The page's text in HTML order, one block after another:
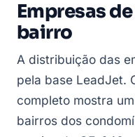
Empresas
bairro
A distribuição das
pela base LeadJet.
completo mostra
bairros dos